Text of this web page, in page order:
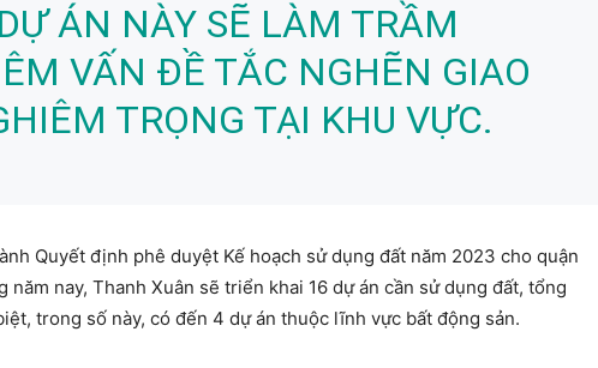
ÁN NÀY SẼ LÀM TRẦM
VẤN ĐỀ TẮC NGHẼN GIAO
TRỌNG TẠI KHU VỰC.
Quyết định phê duyệt Kế hoạch sử dụng đất năm 2023 cho quận
năm nay, Thanh Xuân sẽ triển khai 16 dự án cần sử dụng đất, tổng
trong số này, có đến 4 dự án thuộc lĩnh vực bất động sản.